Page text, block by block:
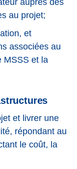
auprès des
au projet;
et
associées au
MSSS et la
et livrer une
répondant au
le coût, la